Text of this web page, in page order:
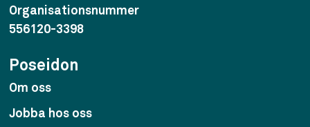
Organisationsnummer
556120-3398
Poseidon
Om oss
Jobba hos oss